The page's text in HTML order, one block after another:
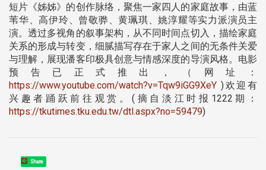
短片《姊姊》的创作脉络，聚焦一家四人的家庭故事，由蓝
苇华、高伊玲、曾敬骅、黄珮琪、姚淳耀等实力派演员主
演。透过多视角的叙事架构，从不同时间点切入，描绘家庭
关系的形成与转变，细腻描写存在于家人之间的无条件关爱
与理解，展现潘客印极具创意与情感深度的导演风格。电影
预告已正式推出，（网址：
https://www.youtube.com/watch?v=Tqw9iGG9XeY )欢迎有
兴趣者踊跃前往观赏。(摘自淡江时报1222期：
https://tkutimes.tku.edu.tw/dtl.aspx?no=59479)
Share